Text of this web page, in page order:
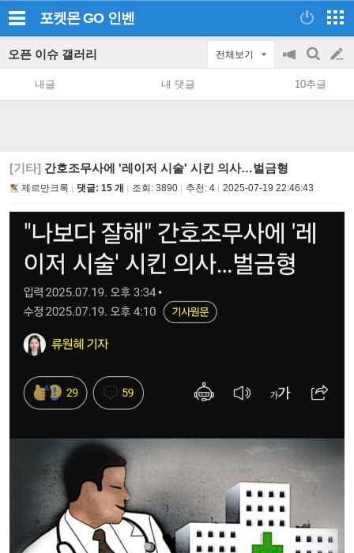
포켓몬 GO 인벤
오픈 이슈 갤러리 전체보기
공
지
on/off
검
색
글
쓰
내글 내 댓글 10추글
[기타] 간호조무사에 '레이저 시술' 시킨 의사…벌금형
제르만크록 댓글: 15 개 조회: 3890 추천: 4 2025-07-19 22:46:43